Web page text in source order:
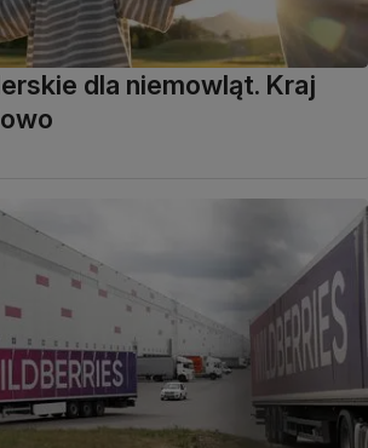
dla niemowląt. Kraj